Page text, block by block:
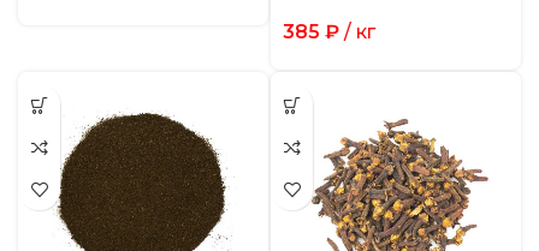
385 ₽ / кг